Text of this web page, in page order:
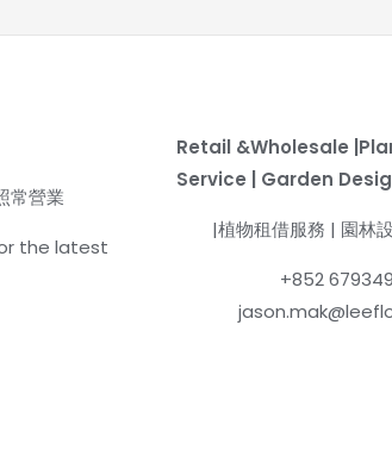
常營業
the latest
Retail &Wholesale
Service | Garden
|植物租借服務 | 園林
+852